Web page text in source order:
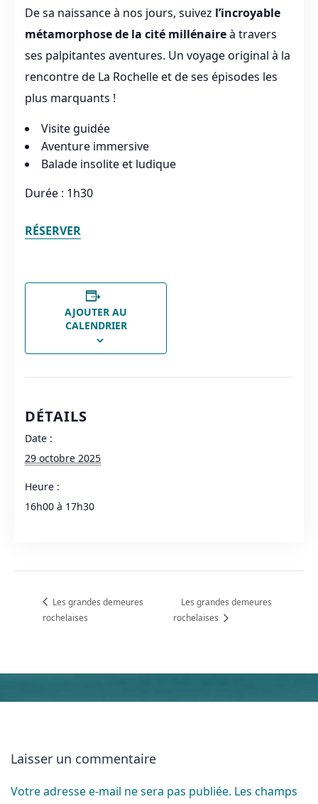
De sa naissance à nos jours, suivez l’incroyable
métamorphose de la cité millénaireà travers
ses palpitantes aventures. Un voyage original à la
rencontre de La Rochelle et de ses épisodes les
plus marquants !
Visite guidée
Aventure immersive
Balade insolite et ludique
Durée : 1h30
RÉSERVER
AJOUTER AU
CALENDRIER
DÉTAILS
Date :
29 octobre 2025
Heure :
16h00 à 17h30
Les grandes demeures
rochelaises
Les grandes demeures
rochelaises
Laisser un commentaire
Votre adresse e-mail ne sera pas publiée. Les champs